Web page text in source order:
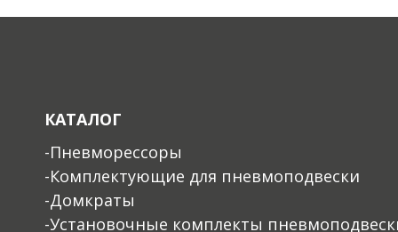
КАТАЛОГ
-Пневморессоры
-Комплектующие для пневмоподвески
-Домкраты
-Установочные комплекты